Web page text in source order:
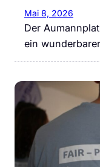
Mai 8, 2026
Der
ein